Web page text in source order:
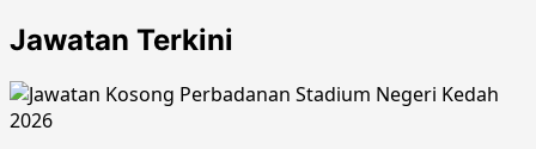
Jawatan Terkini